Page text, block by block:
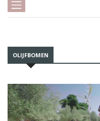
OLIJFBOMEN